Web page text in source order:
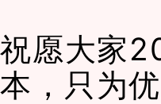
祝愿大家
本，只为